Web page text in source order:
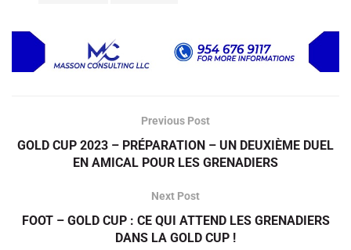
Previous Post
GOLD CUP 2023 – PRÉPARATION – UN DEUXIÈME DUEL
EN AMICAL POUR LES GRENADIERS
Next Post
FOOT – GOLD CUP : CE QUI ATTEND LES GRENADIERS
DANS LA GOLD CUP !